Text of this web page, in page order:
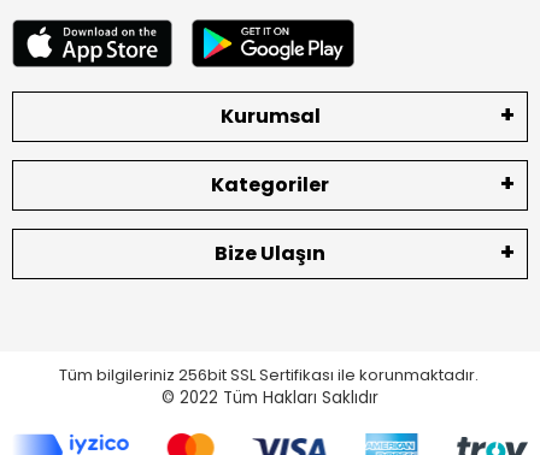
Kurumsal
Kategoriler
Bize Ulaşın
Tüm bilgileriniz 256bit SSL Sertifikası ile korunmaktadır.
© 2022 Tüm Hakları Saklıdır